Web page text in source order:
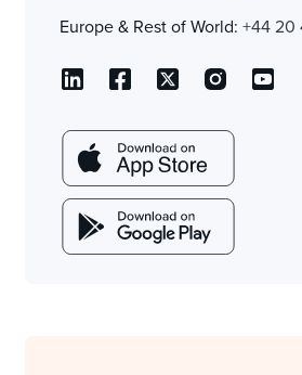
Europe & Rest of World: +44 20